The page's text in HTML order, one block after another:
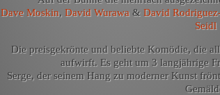
Dave Moskin, David Wurawa& David
Seidl
Die preisgekrönte und beliebte Komödie, die
aufwirft. Es geht um 3 langjährige
Serge, der seinem Hang zu moderner Kunst